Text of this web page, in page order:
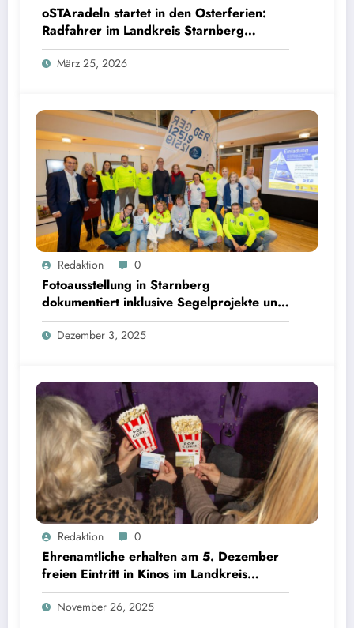
oSTAradeln startet in den Osterferien:
Radfahrer im Landkreis Starnberg
können Preise per QR Code gewinnen
März 25, 2026
Fotoausstellung in Starnberg dokumentiert inklusive Segelprojekte und Ehrenamt | Bild: ©
Landratsamt Starnberg
Redaktion 0
Fotoausstellung in Starnberg
dokumentiert inklusive Segelprojekte und
Ehrenamt
Dezember 3, 2025
Ehrenamtliche erhalten am 5. Dezember freien Eintritt in Kinos im Landkreis Starnberg |
Bild: © Landratsamt Starnberg
Redaktion 0
Ehrenamtliche erhalten am 5. Dezember
freien Eintritt in Kinos im Landkreis
Starnberg
November 26, 2025